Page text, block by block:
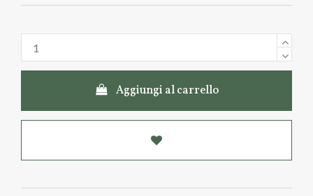
Aggiungi al carrello